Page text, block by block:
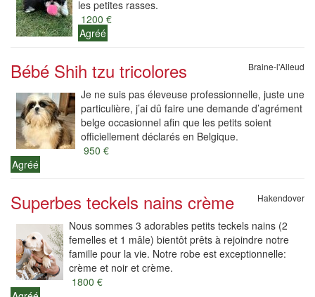
les petites rasses.
1200 €
Agréé
Bébé Shih tzu tricolores Braine-l'Alleud
Je ne suis pas éleveuse professionnelle, juste une
particulière, j’ai dû faire une demande d’agrément
belge occasionnel afin que les petits soient
officiellement déclarés en Belgique.
950 €
Agréé
Superbes teckels nains crème Hakendover
Nous sommes 3 adorables petits teckels nains (2
femelles et 1 mâle) bientôt prêts à rejoindre notre
famille pour la vie. Notre robe est exceptionnelle:
crème et noir et crème.
1800 €